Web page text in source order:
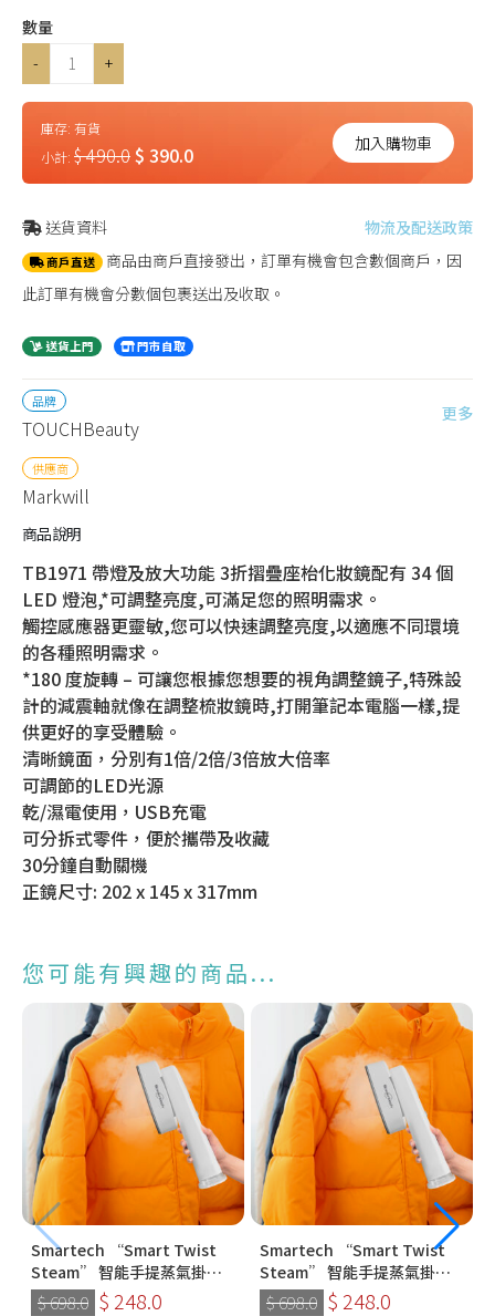
數量
-
+
庫存: 有貨
小計: $ 490.0$ 390.0 加入購物車
送貨資料 物流及配送政策
商戶直送 商品由商戶直接發出，訂單有機會包含數個商戶，因
此訂單有機會分數個包裹送出及收取。
送貨上門 門市自取
品牌
TOUCHBeauty
更多
供應商
Markwill
商品說明
TB1971 帶燈及放大功能 3折摺疊座枱化妝鏡配有 34 個
LED 燈泡,*可調整亮度,可滿足您的照明需求。
觸控感應器更靈敏,您可以快速調整亮度,以適應不同環境
的各種照明需求。
*180 度旋轉 – 可讓您根據您想要的視角調整鏡子,特殊設
計的減震軸就像在調整梳妝鏡時,打開筆記本電腦一樣,提
供更好的享受體驗。
清晰鏡面，分別有1倍/2倍/3倍放大倍率
可調節的LED光源
乾/濕電使用，USB充電
可分拆式零件，便於攜帶及收藏
30分鐘自動關機
正鏡尺寸: 202 x 145 x 317mm
您可能有興趣的商品...
Smartech “Smart Twist
Steam” 智能手提蒸氣掛燙
機 (SS-8108)
$ 698.0 $ 248.0
Smartech “Smart Twist
Steam” 智能手提蒸氣掛燙
機 (SS-8108)
$ 698.0 $ 248.0